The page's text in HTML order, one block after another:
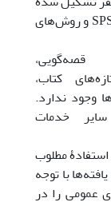
و روش‌های
کتاب،
وجود ندارد.
خدمات
مطلوب
با توجه
عمومی را در